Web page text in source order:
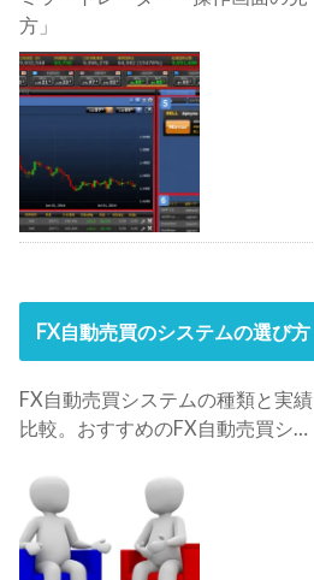
方」
FX自動売買のシステムの選び方
FX自動売買システムの種類と実績
比較。おすすめのFX自動売買シス